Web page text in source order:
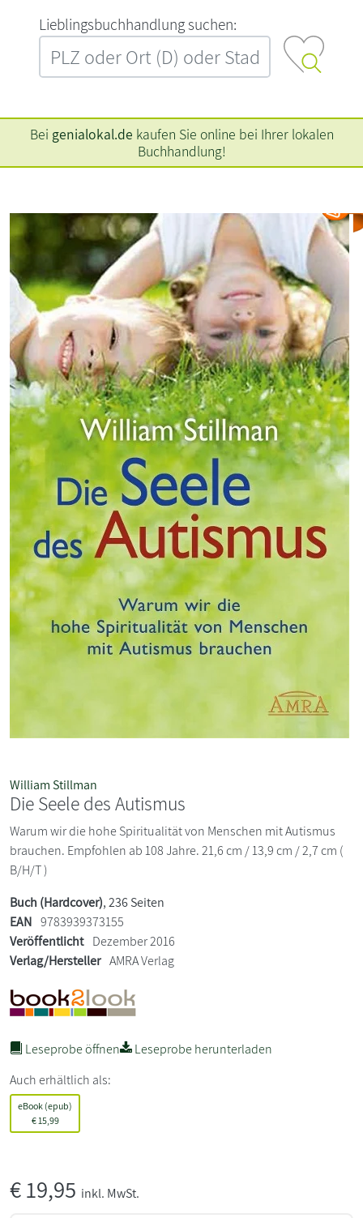
L‍i‍e‍b‍l‍i‍n‍g‍s‍b‍u‍c‍h‍h‍a‍n‍d‍l‍u‍n‍g‍ ‍s‍u‍c‍h‍e‍n‍:‍
Bei genialokal.de kaufen Sie online bei Ihrer lokalen
Buchhandlung!
William Stillman
Die Seele des Autismus
Warum wir die hohe Spiritualität von Menschen mit Autismus
brauchen. Empfohlen ab 108 Jahre. 21,6 cm / 13,9 cm / 2,7 cm (
B/H/T )
Buch (Hardcover), 236 Seiten
EAN 9783939373155
Veröffentlicht Dezember 2016
Verlag/Hersteller AMRA Verlag
Leseprobe öffnen
Leseprobe herunterladen
Auch erhältlich als:
eBook (epub)
€15,99
€19,95 inkl. MwSt.